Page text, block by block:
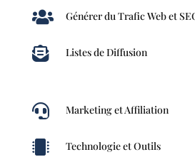
 Générer du Trafic Web et
 Listes de Diffusion
 Marketing et Affiliation
 Technologie et Outils